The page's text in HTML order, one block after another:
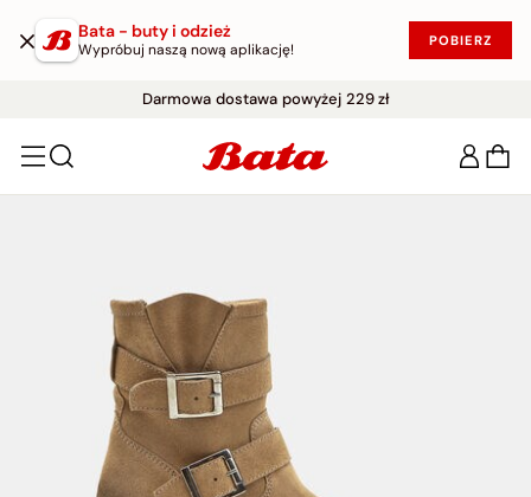
Bata - buty i odzież
Wypróbuj naszą nową aplikację! POBIERZ
Darmowa dostawa powyżej 229 zł